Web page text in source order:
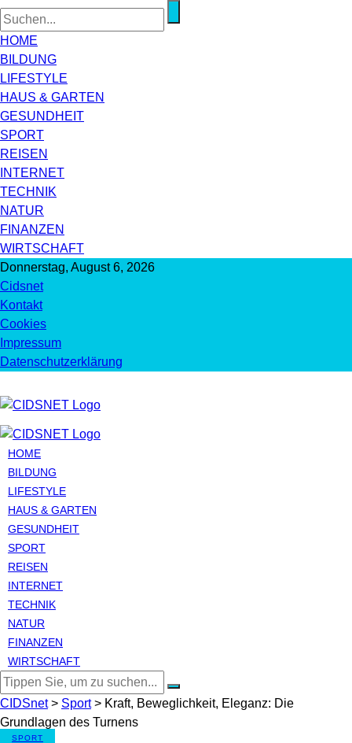
HOME
BILDUNG
LIFESTYLE
HAUS & GARTEN
GESUNDHEIT
SPORT
REISEN
INTERNET
TECHNIK
NATUR
FINANZEN
WIRTSCHAFT
Donnerstag, August 6, 2026
Cidsnet
Kontakt
Cookies
Impressum
Datenschutzerklärung
HOME
BILDUNG
LIFESTYLE
HAUS & GARTEN
GESUNDHEIT
SPORT
REISEN
INTERNET
TECHNIK
NATUR
FINANZEN
WIRTSCHAFT
CIDSnet> Sport> Kraft, Beweglichkeit, Eleganz: Die
Grundlagen des Turnens
SPORT